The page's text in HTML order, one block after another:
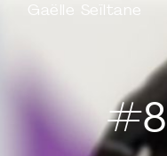
Gaëlle Seïltane